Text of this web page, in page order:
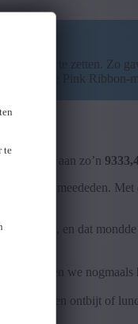
te
stappen te zetten. Zo
we deze Pink Ribbon-
gelijk aan zo’n
massaal meededen.
te komen, en dat
Zo wilden we nogmaals
voor een ontbijt of